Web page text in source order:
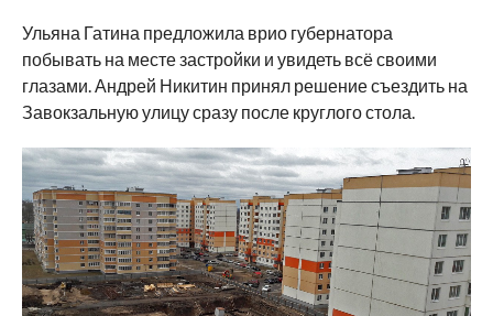
Ульяна Гатина предложила врио губернатора
побывать на месте застройки и увидеть всё своими
глазами. Андрей Никитин принял решение съездить на
Завокзальную улицу сразу после круглого стола.